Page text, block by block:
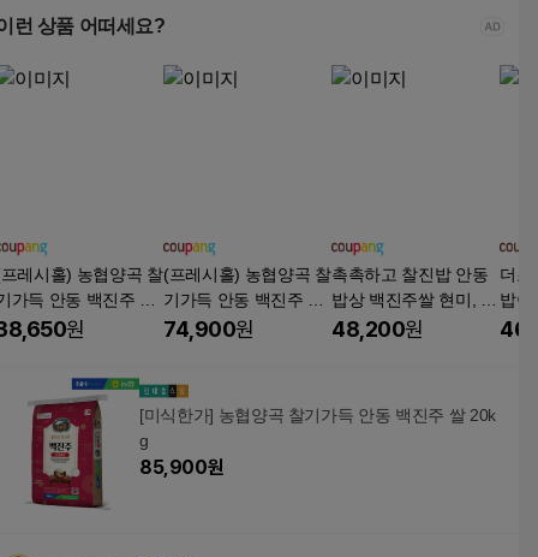
런 상품 어떠세요?
레시홀) 농협양곡 찰
가득 안동 백진주 쌀
백미 일반미 현미
원
(프레시홀) 농협양곡 찰
기가득 안동 백진주 쌀
20kg 백미 일반미 현미
74,900원
촉촉하고 찰진밥 안동
밥상 백진주쌀 현미, 10
kg, 1개
48,200원
더조
밥이
[미식한가] 농협양곡 찰기가득 안동 백진주 쌀 20k
g
85,900원